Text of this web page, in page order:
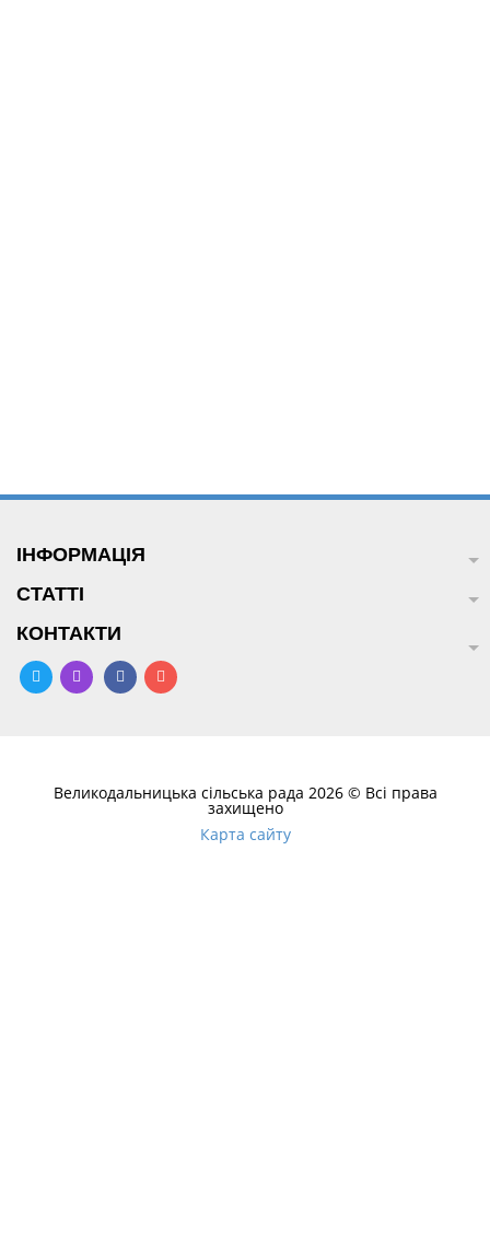
ІНФОРМАЦІЯ
СТАТТІ
КОНТАКТИ
Великодальницька сільська рада 2026 © Всі права
захищено
Карта сайту